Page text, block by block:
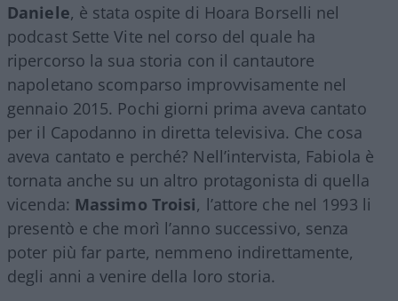
Daniele, è stata ospite di Hoara Borselli nel
podcast Sette Vite nel corso del quale ha
ripercorso la sua storia con il cantautore
napoletano scomparso improvvisamente nel
gennaio 2015. Pochi giorni prima aveva cantato
per il Capodanno in diretta televisiva. Che cosa
aveva cantato e perché? Nell’intervista, Fabiola è
tornata anche su un altro protagonista di quella
vicenda: Massimo Troisi, l’attore che nel 1993 li
presentò e che morì l’anno successivo, senza
poter più far parte, nemmeno indirettamente,
degli anni a venire della loro storia.